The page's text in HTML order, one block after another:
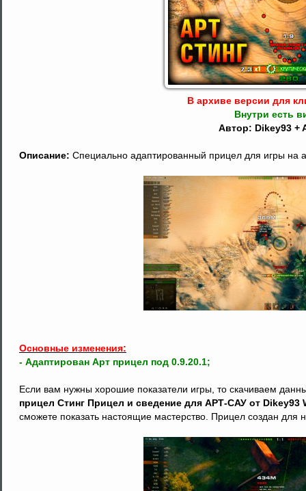
В архиве версии для
Внутри есть
Автор: Dikey93 +
Описание: Специально адаптированный прицел для игры на
Основные изменения:
- Адаптирован Арт прицел под 0.9.20.1;
Если вам нужны хорошие показатели игры, то скачиваем
прицел Стинг Прицел и сведение для АРТ-САУ от Dikey93
сможете показать настоящие мастерство. Прицел создан для